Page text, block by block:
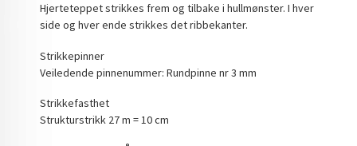
Hjerteteppet strikkes frem og tilbake i hullmønster. I hver
side og hver ende strikkes det ribbekanter.
Strikkepinner
Veiledende pinnenummer: Rundpinne nr 3 mm
Strikkefasthet
Strukturstrikk 27 m = 10 cm